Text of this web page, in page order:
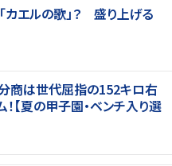
カエルの歌」？ 盛り上げる
商は世代屈指の152キロ右
【夏の甲子園・ベンチ入り選